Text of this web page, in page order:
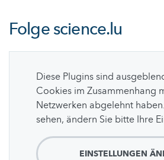
Folgescience.lu
Diese Plugins sind
Cookies im Zusammenhang
Netzwerken abgelehnt
sehen, ändern Sie bitte Ihre
EINSTELLUNGEN